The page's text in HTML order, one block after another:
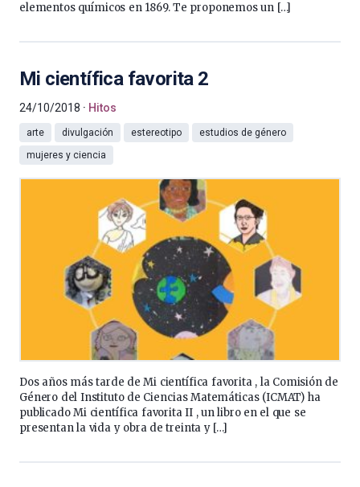
elementos químicos en 1869. Te proponemos un […]
Mi científica favorita 2
24/10/2018 Hitos
arte divulgación estereotipo
estudios de género
mujeres y ciencia
Dos años más tarde de Mi científica favorita , la Comisión de
Género del Instituto de Ciencias Matemáticas (ICMAT) ha
publicado Mi científica favorita II , un libro en el que se
presentan la vida y obra de treinta y […]